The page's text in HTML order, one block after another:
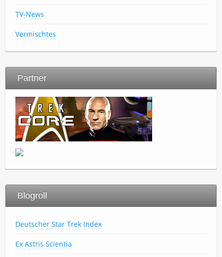
TV-News
Vermischtes
Partner
Blogroll
Deutscher Star Trek Index
Ex Astris Scientia